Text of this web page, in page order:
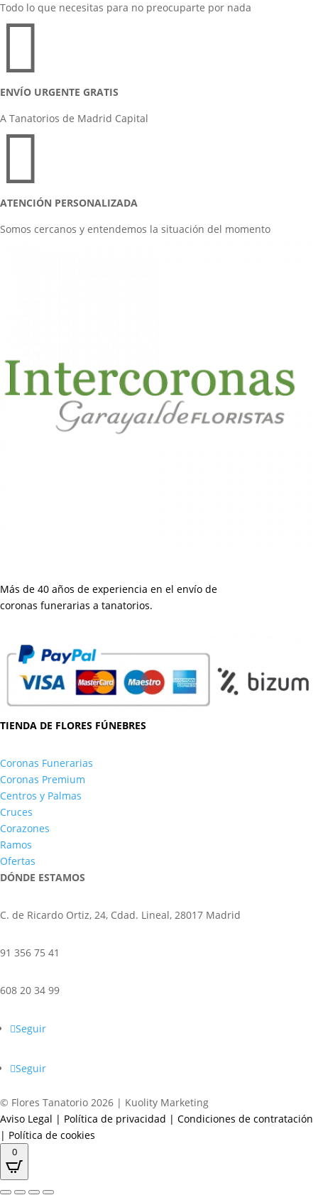
Todo lo que necesitas para no preocuparte por nada

ENVÍO URGENTE GRATIS
A Tanatorios de Madrid Capital

ATENCIÓN PERSONALIZADA
Somos cercanos y entendemos la situación del momento
Más de 40 años de experiencia en el envío de
coronas funerarias a tanatorios.
TIENDA DE FLORES FÚNEBRES
Coronas Funerarias
Coronas Premium
Centros y Palmas
Cruces
Corazones
Ramos
Ofertas
DÓNDE ESTAMOS
C. de Ricardo Ortiz, 24, Cdad. Lineal, 28017 Madrid
91 356 75 41
608 20 34 99
Seguir
Seguir
© Flores Tanatorio 2026 | Kuolity Marketing
Aviso Legal | Política de privacidad | Condiciones de contratación
| Política de cookies
0